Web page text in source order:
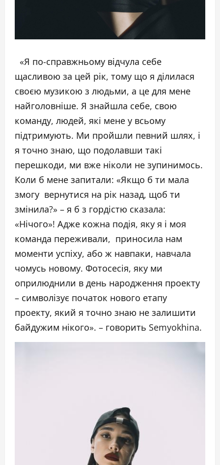
«Я по-справжньому відчула себе
щасливою за цей рік, тому що я ділилася
своєю музикою з людьми, а це для мене
найголовніше. Я знайшла себе, свою
команду, людей, які мене у всьому
підтримують. Ми пройшли певний шлях, і
я точно знаю, що подолавши такі
перешкоди, ми вже ніколи не зупинимось.
Коли б мене запитали: «Якщо б ти мала
змогу вернутися на рік назад, щоб ти
змінила?» – я б з гордістю сказала:
«Нічого»! Адже кожна подія, яку я і моя
команда переживали, приносила нам
моменти успіху, або ж навпаки, навчала
чомусь новому. Фотосесія, яку ми
оприлюднили в день народження проекту
– символізує початок нового етапу
проекту, який я точно знаю не залишити
байдужим нікого». – говорить Semyokhina.